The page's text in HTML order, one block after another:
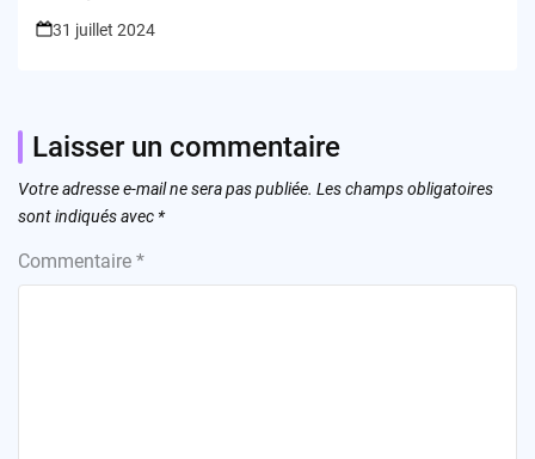
31 juillet 2024
Laisser un commentaire
Votre adresse e-mail ne sera pas publiée. Les champs obligatoires
sont indiqués avec *
Commentaire *